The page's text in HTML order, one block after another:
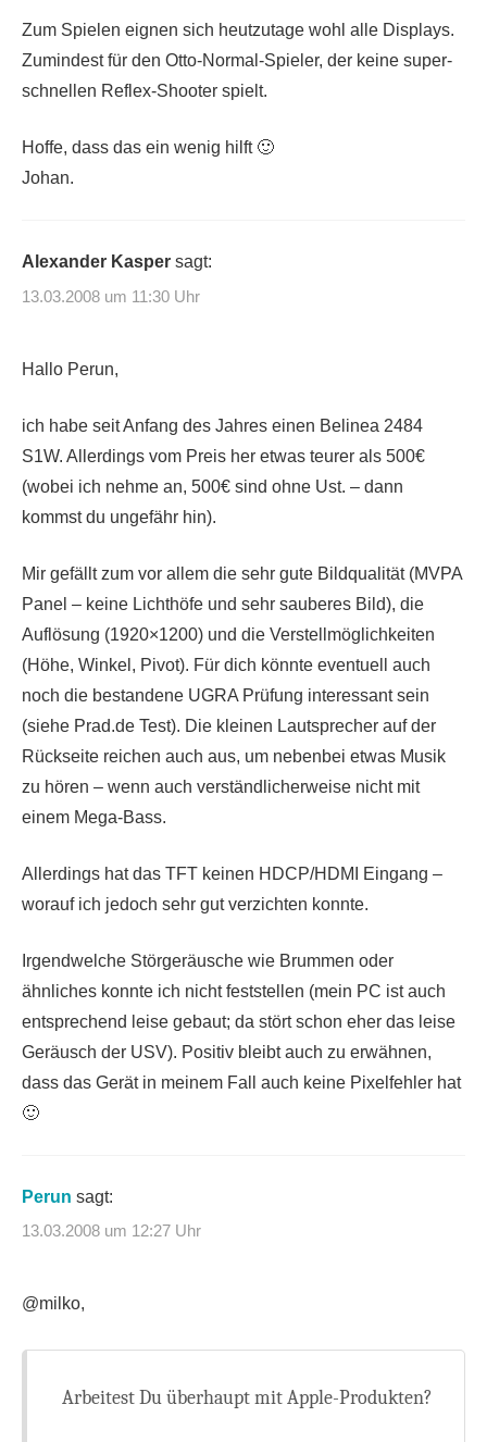
Zum Spielen eignen sich heutzutage wohl alle Displays.
Zumindest für den Otto-Normal-Spieler, der keine super-
schnellen Reflex-Shooter spielt.
Hoffe, dass das ein wenig hilft 🙂
Johan.
Alexander Kasper sagt:
13.03.2008 um 11:30 Uhr
Hallo Perun,
ich habe seit Anfang des Jahres einen Belinea 2484
S1W. Allerdings vom Preis her etwas teurer als 500€
(wobei ich nehme an, 500€ sind ohne Ust. – dann
kommst du ungefähr hin).
Mir gefällt zum vor allem die sehr gute Bildqualität (MVPA
Panel – keine Lichthöfe und sehr sauberes Bild), die
Auflösung (1920×1200) und die Verstellmöglichkeiten
(Höhe, Winkel, Pivot). Für dich könnte eventuell auch
noch die bestandene UGRA Prüfung interessant sein
(siehe Prad.de Test). Die kleinen Lautsprecher auf der
Rückseite reichen auch aus, um nebenbei etwas Musik
zu hören – wenn auch verständlicherweise nicht mit
einem Mega-Bass.
Allerdings hat das TFT keinen HDCP/HDMI Eingang –
worauf ich jedoch sehr gut verzichten konnte.
Irgendwelche Störgeräusche wie Brummen oder
ähnliches konnte ich nicht feststellen (mein PC ist auch
entsprechend leise gebaut; da stört schon eher das leise
Geräusch der USV). Positiv bleibt auch zu erwähnen,
dass das Gerät in meinem Fall auch keine Pixelfehler hat
🙂
Perun sagt:
13.03.2008 um 12:27 Uhr
@milko,
Arbeitest Du überhaupt mit Apple-Produkten?